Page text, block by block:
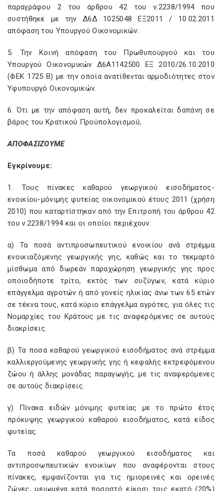
παραγράφου 2 του άρθρου 42 του ν.2238/1994 που
συστήθηκε με την Δ6Δ 1025048 ΕΞ2011 / 10.02.2011
απόφαση του Υπουργού Οικονομικών.
5. Την Κοινή απόφαση του Πρωθυπουργού και του
Υπουργού Οικονομικών Δ6Α1142500 ΕΞ 2010/26.10.2010
(ΦΕΚ 1725 Β) με την οποία ανατίθενται αρμοδιότητες στον
Υφυπουργό Οικονομικών.
6. Ότι με την απόφαση αυτή, δεν προκαλείται δαπάνη σε
βάρος του Κρατικού Προϋπολογισμού,
ΑΠΟΦΑΣΙΖΟΥΜΕ
Εγκρίνουμε:
1. Τους πίνακες καθαρού γεωργικού εισοδήματος-
ενοικίου-μόνιμης φυτείας οικονομικού έτους 2011 (χρήση
2010) που καταρτίστηκαν από την Επιτροπή του άρθρου 42
του ν.2238/1994 και οι οποίοι περιέχουν:
α) Τα ποσά αντιπροσωπευτικού ενοικίου ανά στρέμμα
ενοικιαζόμενης γεωργικής γης, καθώς και το τεκμαρτό
μίσθωμα από δωρεάν παραχώρηση γεωργικής γης προς
οποιοδήποτε τρίτο, εκτός των συζύγων, κατά κύριο
επάγγελμα αγροτών ή από γονείς ηλικίας άνω των 65 ετών
σε τέκνα τους, κατά κύριο επάγγελμα αγρότες, για όλες τις
Νομαρχίες του Κράτους με τις αναφερόμενες σε αυτούς
διακρίσεις.
β) Τα ποσά καθαρού γεωργικού εισοδήματος ανά στρέμμα
καλλιεργούμενης γεωργικής γης ή κεφαλής εκτρεφόμενου
ζώου ή άλλης μονάδας παραγωγής, με τις αναφερόμενες
σε αυτούς διακρίσεις.
γ) Πίνακα ειδών μόνιμης φυτείας με το πρώτο έτος
πρόκυψης γεωργικού καθαρού εισοδήματος, κατά είδος
φυτείας.
Τα ποσά καθαρού γεωργικού εισοδήματος και
αντιπροσωπευτικών ενοικίων που αναφέρονται στους
πίνακες, εμφανίζονται για τις ημιορεινές και ορεινές
ζώνες, μειωμένα κατά ποσοστό είκοσι τοις εκατό (20%)